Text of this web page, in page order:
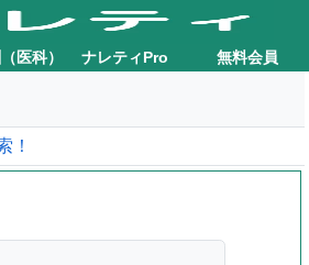
医科） ナレティPro 無料会員
！